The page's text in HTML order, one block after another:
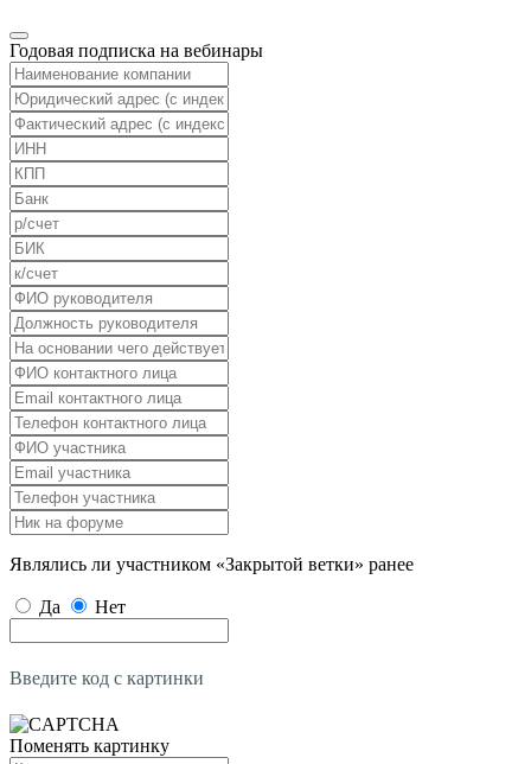
Годовая подписка на вебинары
Являлись ли участником «Закрытой ветки» ранее
Да Нет
Введите код с картинки
Поменять картинку